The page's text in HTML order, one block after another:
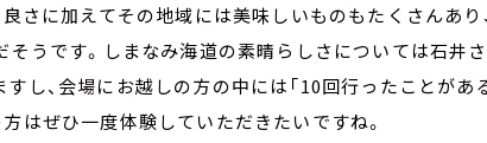
良さに加えてその地域には美味しいものもたくさんあり
そうです。しまなみ海道の素晴らしさについては石井さ
し、会場にお越しの方の中には「10回行ったことがある
はぜひ一度体験していただきたいですね。